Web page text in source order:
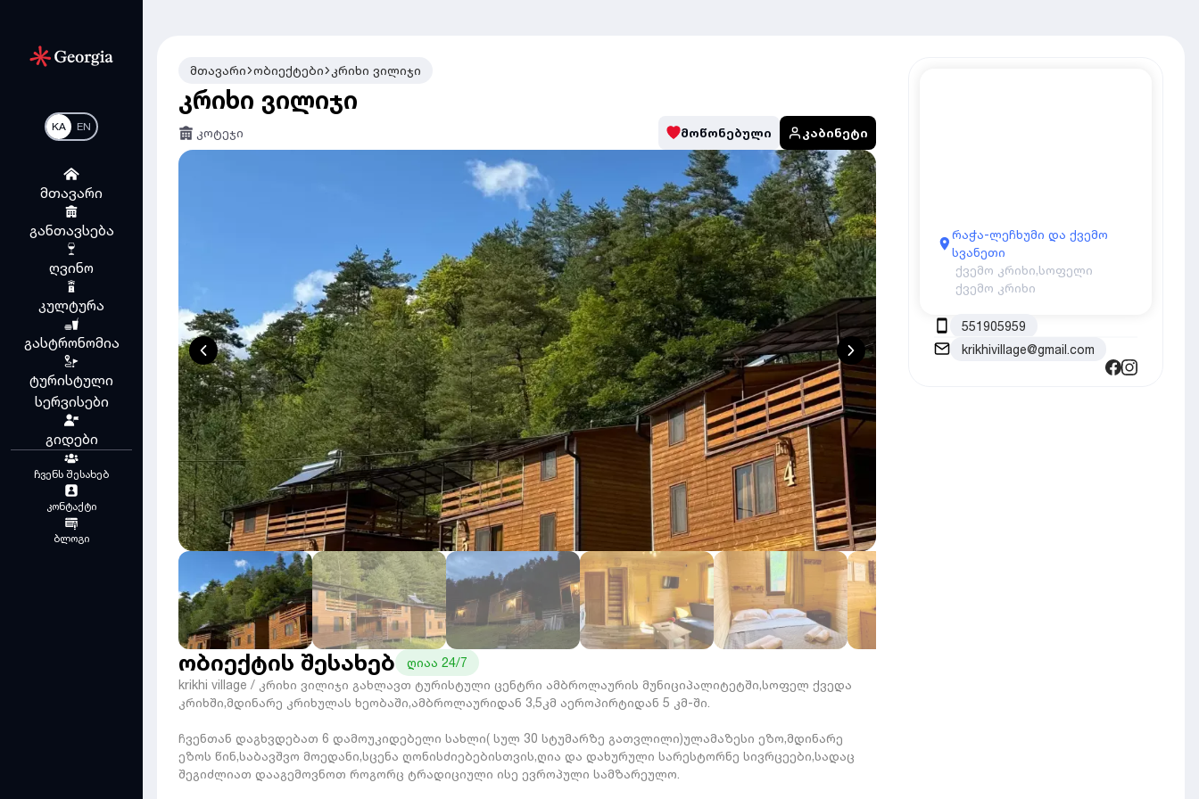
KA EN
მთავარი
განთავსება
ღვინო
კულტურა
გასტრონომია
ტურისტული
სერვისები
გიდები
ჩვენს შესახებ
კონტაქტი
ბლოგი
მთავარი ობიექტები კრიხი ვილიჯი
კრიხი ვილიჯი
კოტეჯი მოწონებული კაბინეტი
ობიექტის შესახებ
ღიაა 24/7
krikhi village / კრიხი ვილიჯი გახლავთ ტურისტული ცენტრი ამბროლაურის მუნიციპალიტეტში,სოფელ ქვედა
კრიხში,მდინარე კრიხულას ხეობაში,ამბროლაურიდან 3,5კმ აეროპირტიდან 5 კმ-ში.
ჩვენთან დაგხვდებათ 6 დამოუკიდებელი სახლი( სულ 30 სტუმარზე გათვლილი)ულამაზესი ეზო,მდინარე
ეზოს წინ,საბავშვო მოედანი,სცენა ღონისძიებებისთვის,ღია და დახურული სარესტორნე სივრცეები,სადაც
შეგიძლიათ დააგემოვნოთ როგორც ტრადიციული ისე ევროპული სამზარეულო.
რაჭა-ლეჩხუმი და ქვემო
სვანეთი
ქვემო კრიხი,სოფელი
ქვემო კრიხი
551905959
krikhivillage@gmail.com